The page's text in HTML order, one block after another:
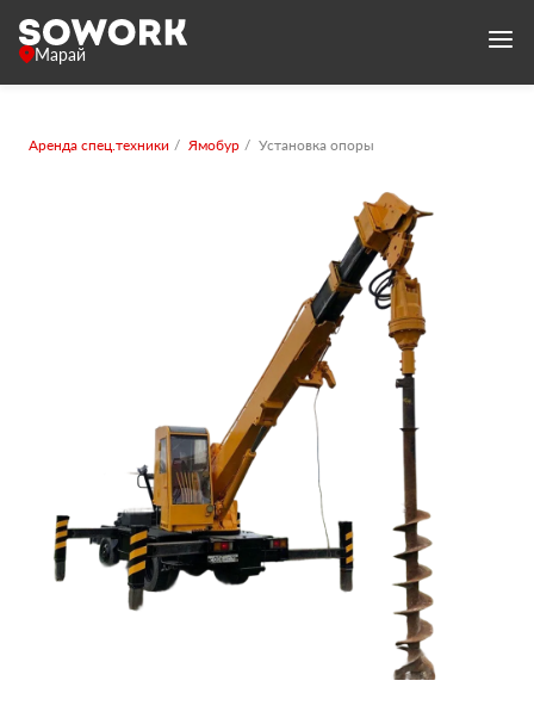
Марай
Аренда спец.техники Ямобур Установка опоры